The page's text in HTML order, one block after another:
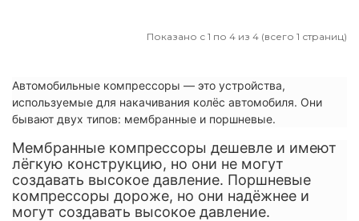
Показано с 1 по 4 из 4 (всего 1 страниц)
Автомобильные компрессоры — это устройства,
используемые для накачивания колёс автомобиля. Они
бывают двух типов: мембранные и поршневые.
Мембранные компрессоры дешевле и имеют
лёгкую конструкцию, но они не могут
создавать высокое давление. Поршневые
компрессоры дороже, но они надёжнее и
могут создавать высокое давление.